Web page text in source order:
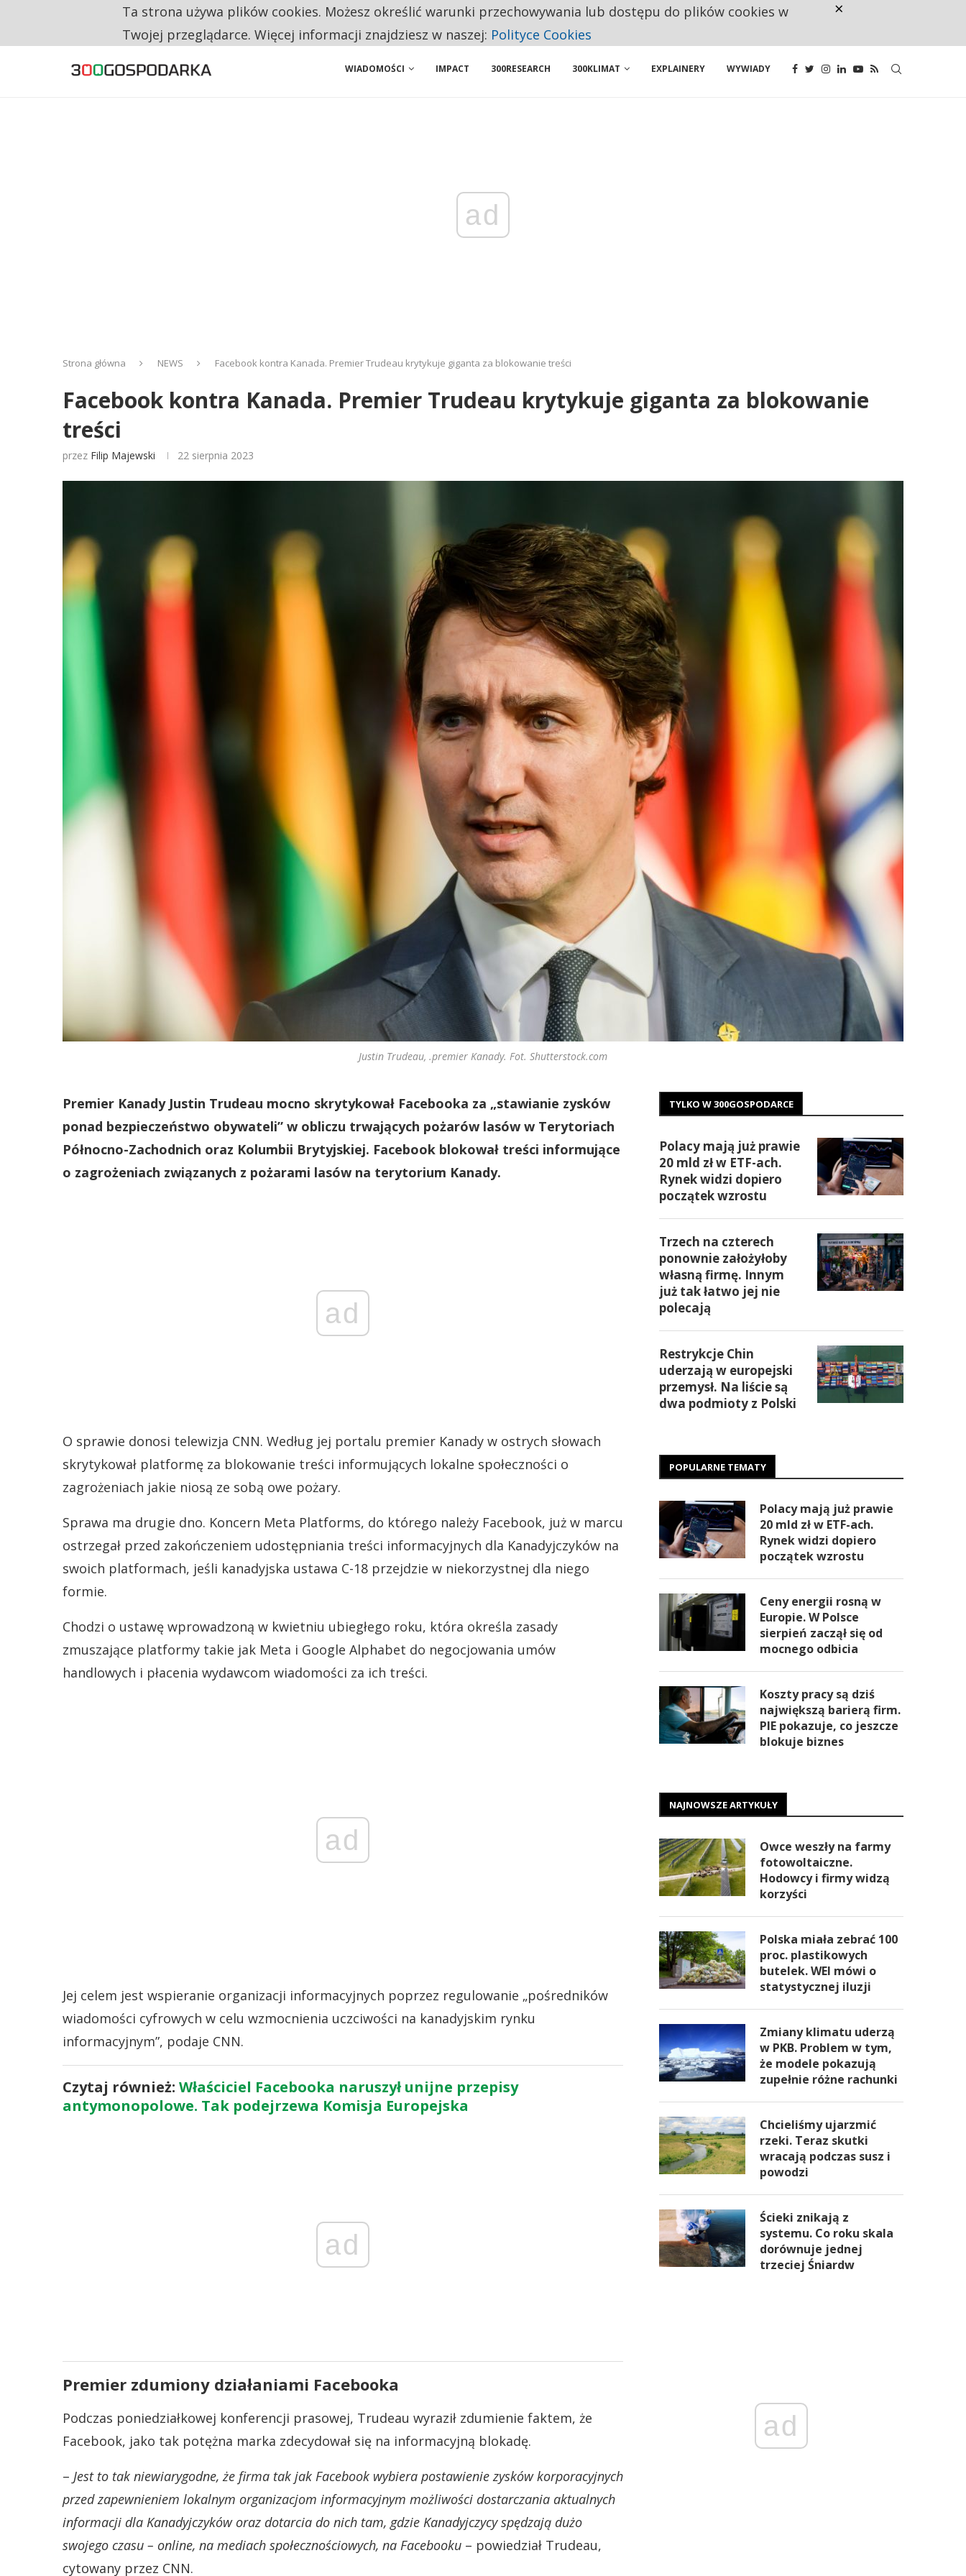
RESTRYKCJE CHIN UDERZAJĄ W EUROPEJSKI PRZEMYSŁ. NA LIŚCIE SĄ DWA PODMIOTY Z POLSKI
WIADOMOŚCI IMPACT 300RESEARCH 300KLIMAT EXPLAINERY WYWIADY
ad
Strona główna NEWS Facebook kontra Kanada. Premier Trudeau krytykuje giganta za blokowanie treści
Facebook kontra Kanada. Premier Trudeau krytykuje giganta za blokowanie
treści
przez Filip Majewski 22 sierpnia 2023
Justin Trudeau, .premier Kanady. Fot. Shutterstock.com
Premier Kanady Justin Trudeau mocno skrytykował Facebooka za „stawianie zysków
ponad bezpieczeństwo obywateli” w obliczu trwających pożarów lasów w Terytoriach
Północno-Zachodnich oraz Kolumbii Brytyjskiej. Facebook blokował treści informujące
o zagrożeniach związanych z pożarami lasów na terytorium Kanady.
ad
O sprawie donosi telewizja CNN. Według jej portalu premier Kanady w ostrych słowach
skrytykował platformę za blokowanie treści informujących lokalne społeczności o
zagrożeniach jakie niosą ze sobą owe pożary.
Sprawa ma drugie dno. Koncern Meta Platforms, do którego należy Facebook, już w marcu
ostrzegał przed zakończeniem udostępniania treści informacyjnych dla Kanadyjczyków na
swoich platformach, jeśli kanadyjska ustawa C-18 przejdzie w niekorzystnej dla niego
formie.
Chodzi o ustawę wprowadzoną w kwietniu ubiegłego roku, która określa zasady
zmuszające platformy takie jak Meta i Google Alphabet do negocjowania umów
handlowych i płacenia wydawcom wiadomości za ich treści.
ad
Jej celem jest wspieranie organizacji informacyjnych poprzez regulowanie „pośredników
wiadomości cyfrowych w celu wzmocnienia uczciwości na kanadyjskim rynku
informacyjnym”, podaje CNN.
Czytaj również: Właściciel Facebooka naruszył unijne przepisy
antymonopolowe. Tak podejrzewa Komisja Europejska
ad
Premier zdumiony działaniami Facebooka
Podczas poniedziałkowej konferencji prasowej, Trudeau wyraził zdumienie faktem, że
Facebook, jako tak potężna marka zdecydował się na informacyjną blokadę.
– Jest to tak niewiarygodne, że firma tak jak Facebook wybiera postawienie zysków korporacyjnych
przed zapewnieniem lokalnym organizacjom informacyjnym możliwości dostarczania aktualnych
informacji dla Kanadyjczyków oraz dotarcia do nich tam, gdzie Kanadyjczycy spędzają dużo
swojego czasu – online, na mediach społecznościowych, na Facebooku – powiedział Trudeau,
cytowany przez CNN.
TYLKO W 300GOSPODARCE
Polacy mają już prawie
20 mld zł w ETF-ach.
Rynek widzi dopiero
początek wzrostu
Trzech na czterech
ponownie założyłoby
własną firmę. Innym
już tak łatwo jej nie
polecają
Restrykcje Chin
uderzają w europejski
przemysł. Na liście są
dwa podmioty z Polski
POPULARNE TEMATY
Polacy mają już prawie
20 mld zł w ETF-ach.
Rynek widzi dopiero
początek wzrostu
Ceny energii rosną w
Europie. W Polsce
sierpień zaczął się od
mocnego odbicia
Koszty pracy są dziś
największą barierą firm.
PIE pokazuje, co jeszcze
blokuje biznes
NAJNOWSZE ARTYKUŁY
Owce weszły na farmy
fotowoltaiczne.
Hodowcy i firmy widzą
korzyści
Polska miała zebrać 100
proc. plastikowych
butelek. WEI mówi o
statystycznej iluzji
Zmiany klimatu uderzą
w PKB. Problem w tym,
że modele pokazują
zupełnie różne rachunki
Chcieliśmy ujarzmić
rzeki. Teraz skutki
wracają podczas susz i
powodzi
Ścieki znikają z
systemu. Co roku skala
dorównuje jednej
trzeciej Śniardw
ad
Ta strona używa plików cookies. Możesz określić warunki przechowywania lub dostępu do plików cookies w
Twojej przeglądarce. Więcej informacji znajdziesz w naszej: Polityce Cookies
×